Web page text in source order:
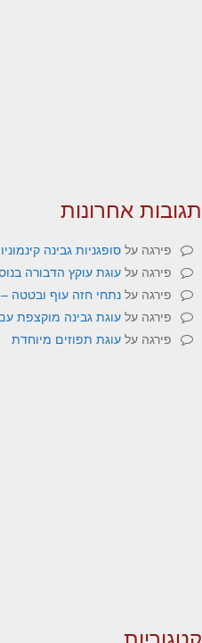
תגובות אחרונות
פירגה עלסופגניות גבינה
פירגה על עוגת עוקץ הדבורה
פירגה על נתחי חזה עוף ובטטה –
פירגה על עוגת גבינה מוקצפת
פירגה על עוגת תפוזים מיוחדת